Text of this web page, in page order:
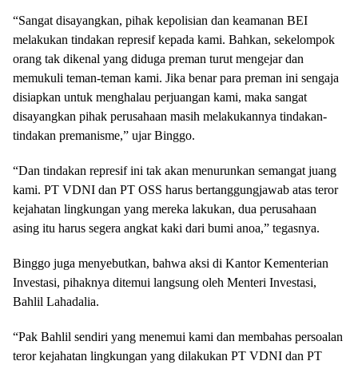
“Sangat disayangkan, pihak kepolisian dan keamanan BEI
melakukan tindakan represif kepada kami. Bahkan, sekelompok
orang tak dikenal yang diduga preman turut mengejar dan
memukuli teman-teman kami. Jika benar para preman ini sengaja
disiapkan untuk menghalau perjuangan kami, maka sangat
disayangkan pihak perusahaan masih melakukannya tindakan-
tindakan premanisme,” ujar Binggo.
“Dan tindakan represif ini tak akan menurunkan semangat juang
kami. PT VDNI dan PT OSS harus bertanggungjawab atas teror
kejahatan lingkungan yang mereka lakukan, dua perusahaan
asing itu harus segera angkat kaki dari bumi anoa,” tegasnya.
Binggo juga menyebutkan, bahwa aksi di Kantor Kementerian
Investasi, pihaknya ditemui langsung oleh Menteri Investasi,
Bahlil Lahadalia.
“Pak Bahlil sendiri yang menemui kami dan membahas persoalan
teror kejahatan lingkungan yang dilakukan PT VDNI dan PT